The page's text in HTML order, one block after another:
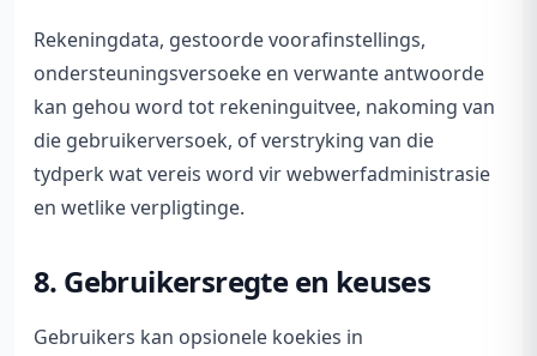
Rekeningdata, gestoorde voorafinstellings,
ondersteuningsversoeke en verwante antwoorde
kan gehou word tot rekeninguitvee, nakoming van
die gebruikerversoek, of verstryking van die
tydperk wat vereis word vir webwerfadministrasie
en wetlike verpligtinge.
8. Gebruikersregte en keuses
Gebruikers kan opsionele koekies in